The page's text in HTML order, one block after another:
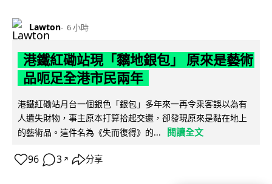
Lawton 6 小時
港鐵紅磡站現「黐地銀包」 原來是藝術
品呃足全港市民兩年
港鐵紅磡站月台一個銀色「銀包」多年來一再令乘客誤以為有
人遺失財物，事主原本打算拾起交還，卻發現原來是黏在地上
的藝術品。這件名為《失而復得》的...
閱讀全文
96 3 ↗ 分享